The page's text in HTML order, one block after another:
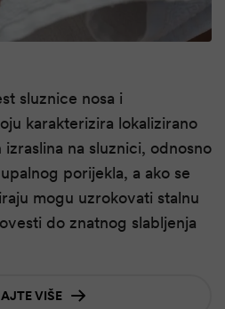
sluznice nosa i
karakterizira lokalizirano
na sluznici, odnosno
porijekla, a ako se
mogu uzrokovati stalnu
do znatnog slabljenja
VIŠE